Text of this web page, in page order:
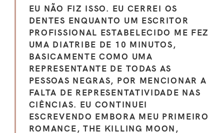
EU NÃO FIZ ISSO. EU CERREI OS
DENTES ENQUANTO UM ESCRITOR
PROFISSIONAL ESTABELECIDO ME FEZ
UMA DIATRIBE DE 10 MINUTOS,
BASICAMENTE COMO UMA
REPRESENTANTE DE TODAS AS
PESSOAS NEGRAS, POR MENCIONAR A
FALTA DE REPRESENTATIVIDADE NAS
CIÊNCIAS. EU CONTINUEI
ESCREVENDO EMBORA MEU PRIMEIRO
ROMANCE, THE KILLING MOON,